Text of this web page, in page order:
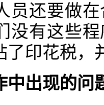
员还要做
没有这些
了印花税，
中出现的问